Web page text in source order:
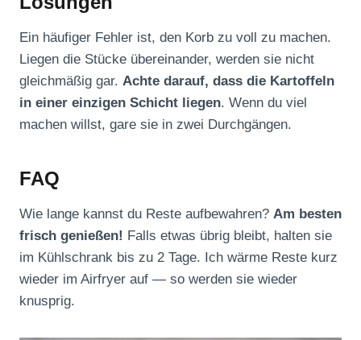
Ein häufiger Fehler ist, den Korb zu voll zu machen.
Liegen die Stücke übereinander, werden sie nicht
gleichmäßig gar. Achte darauf, dass die Kartoffeln
in einer einzigen Schicht liegen. Wenn du viel
machen willst, gare sie in zwei Durchgängen.
FAQ
Wie lange kannst du Reste aufbewahren? Am besten
frisch genießen! Falls etwas übrig bleibt, halten sie
im Kühlschrank bis zu 2 Tage. Ich wärme Reste kurz
wieder im Airfryer auf — so werden sie wieder
knusprig.